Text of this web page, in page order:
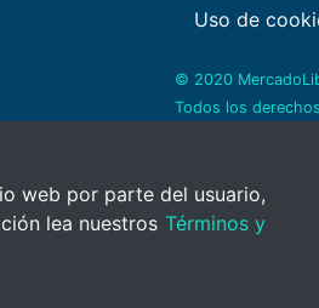
web por parte del usuario,
lea nuestros Términos y
Uso de
© 2020
Todos los